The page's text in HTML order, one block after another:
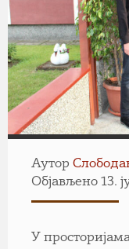
Аутор
Објављено 13.
У